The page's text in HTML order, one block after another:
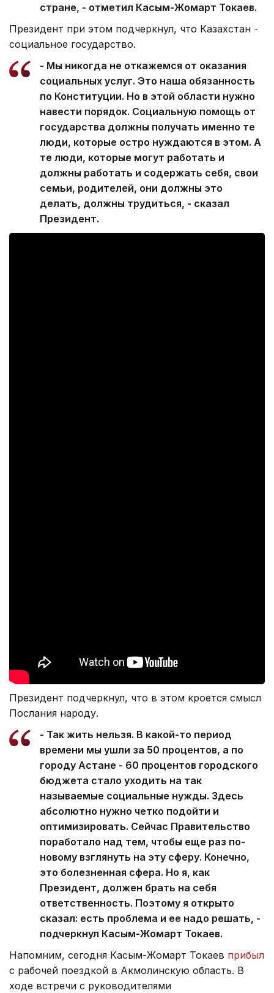
стране, - отметил Касым-Жомарт Токаев.
Президент при этом подчеркнул, что Казахстан -
социальное государство.
- Мы никогда не откажемся от оказания
социальных услуг. Это наша обязанность
по Конституции. Но в этой области нужно
навести порядок. Социальную помощь от
государства должны получать именно те
люди, которые остро нуждаются в этом. А
те люди, которые могут работать и
должны работать и содержать себя, свои
семьи, родителей, они должны это
делать, должны трудиться, - сказал
Президент.
Президент подчеркнул, что в этом кроется смысл
Послания народу.
- Так жить нельзя. В какой-то период
времени мы ушли за 50 процентов, а по
городу Астане - 60 процентов городского
бюджета стало уходить на так
называемые социальные нужды. Здесь
абсолютно нужно четко подойти и
оптимизировать. Сейчас Правительство
поработало над тем, чтобы еще раз по-
новому взглянуть на эту сферу. Конечно,
это болезненная сфера. Но я, как
Президент, должен брать на себя
ответственность. Поэтому я открыто
сказал: есть проблема и ее надо решать, -
подчеркнул Касым-Жомарт Токаев.
Напомним, сегодня Касым-Жомарт Токаев прибыл
с рабочей поездкой в Акмолинскую область. В
ходе встречи с руководителями